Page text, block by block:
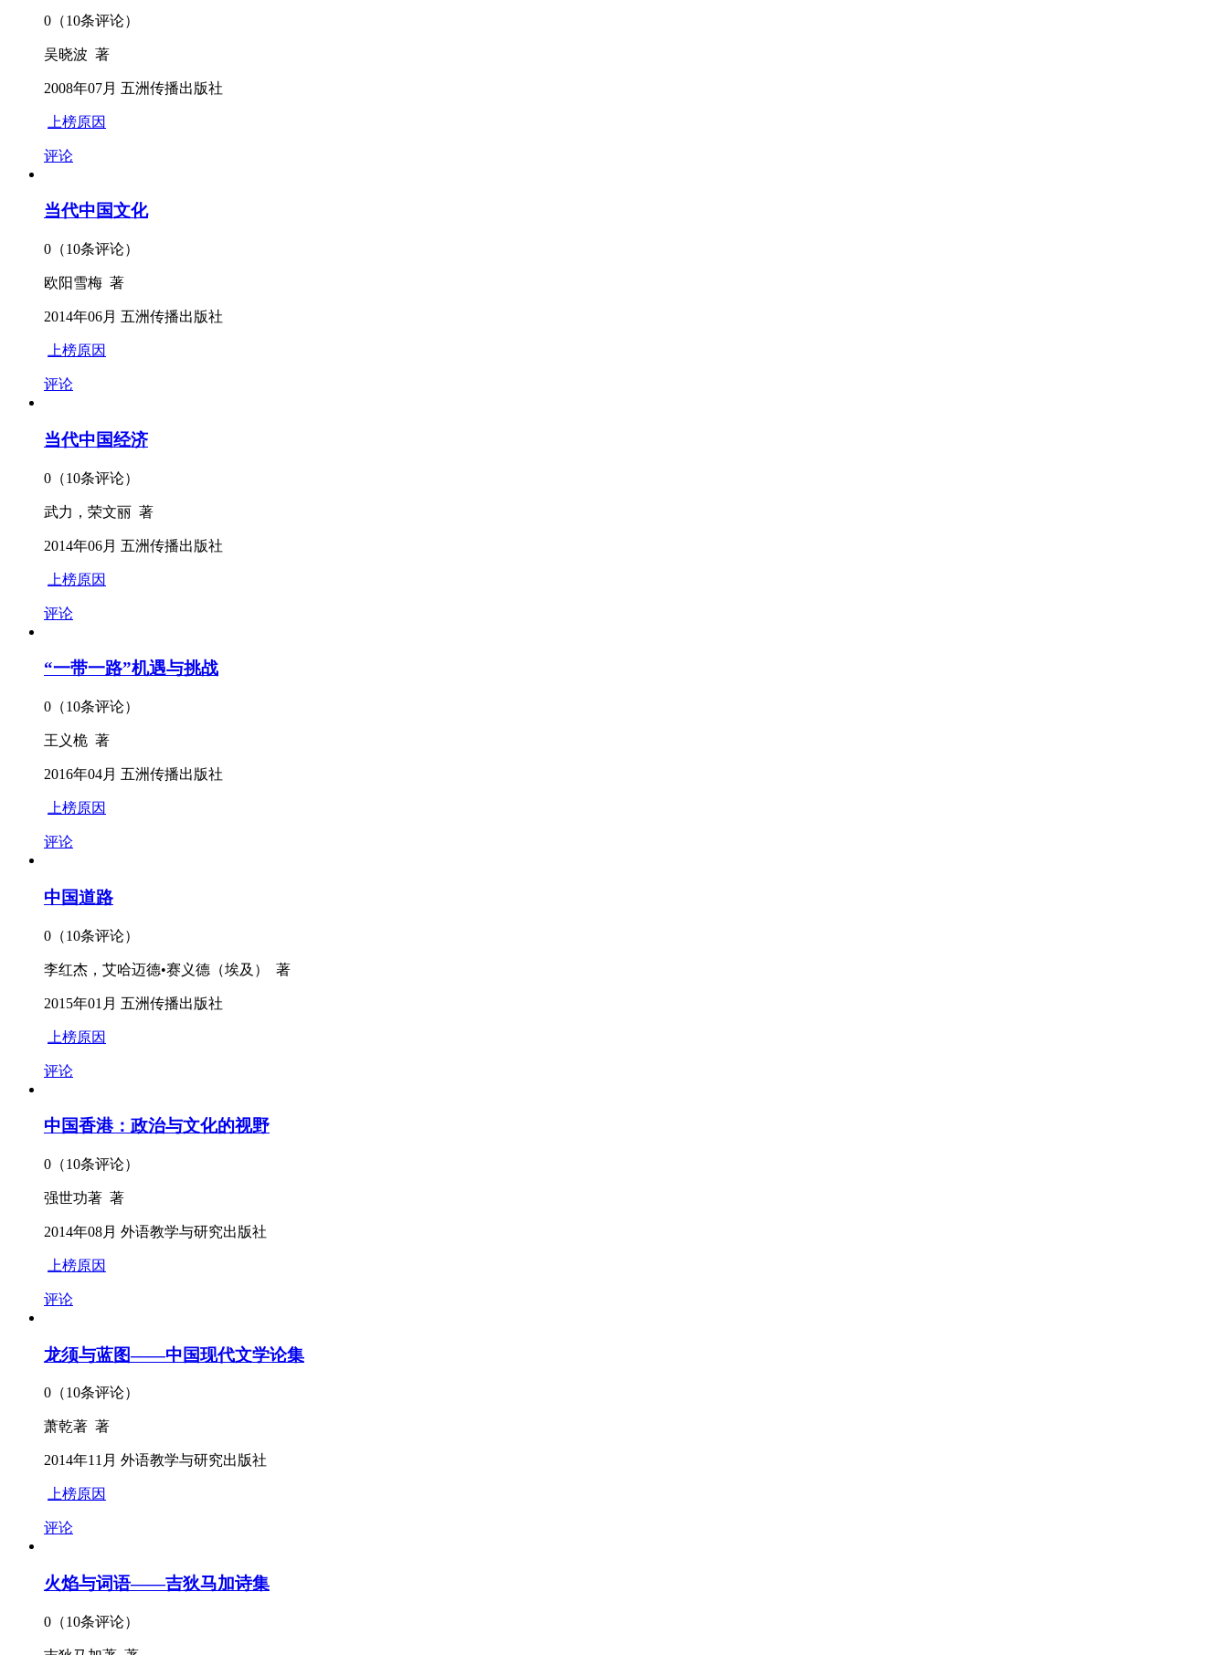
0（10条评论）
吴晓波 著
2008年07月 五洲传播出版社
上榜原因
评论
当代中国文化
0（10条评论）
欧阳雪梅 著
2014年06月 五洲传播出版社
上榜原因
评论
当代中国经济
0（10条评论）
武力，荣文丽 著
2014年06月 五洲传播出版社
上榜原因
评论
“一带一路”机遇与挑战
0（10条评论）
王义桅 著
2016年04月 五洲传播出版社
上榜原因
评论
中国道路
0（10条评论）
李红杰，艾哈迈德•赛义德（埃及） 著
2015年01月 五洲传播出版社
上榜原因
评论
中国香港：政治与文化的视野
0（10条评论）
强世功著 著
2014年08月 外语教学与研究出版社
上榜原因
评论
龙须与蓝图——中国现代文学论集
0（10条评论）
萧乾著 著
2014年11月 外语教学与研究出版社
上榜原因
评论
火焰与词语——吉狄马加诗集
0（10条评论）